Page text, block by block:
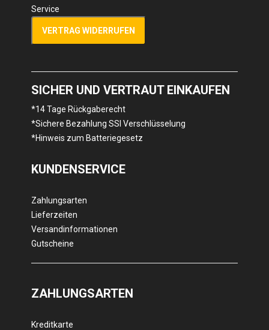
Service
VERTRAG WIDERRUFEN
SICHER UND VERTRAUT EINKAUFEN
*14 Tage Rückgaberecht
*Sichere Bezahlung SSl Verschlüsselung
*Hinweis zum Batteriegesetz
KUNDENSERVICE
Zahlungsarten
Lieferzeiten
Versandinformationen
Gutscheine
ZAHLUNGSARTEN
Kreditkarte